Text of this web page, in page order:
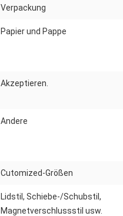
Verpackung
Papier und Pappe
Akzeptieren.
Andere
Cutomized-Größen
Lidstil, Schiebe-/Schubstil,
Magnetverschlussstil usw.